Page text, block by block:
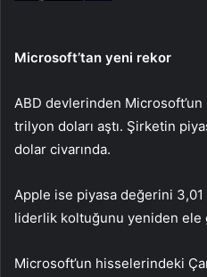
Microsoft’tan yeni rekor
ABD devlerinden
trilyon doları aştı. Şirketin
dolar civarında.
Apple ise piyasa değerini
liderlik koltuğunu yeniden ele
Microsoft’un hisselerindeki